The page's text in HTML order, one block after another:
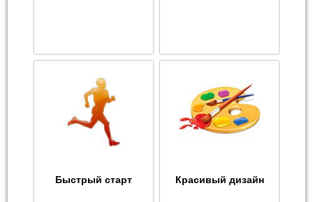
Быстрый старт Красивый дизайн